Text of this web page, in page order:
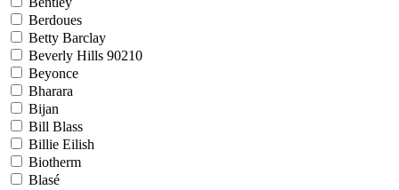
Berdoues
Betty Barclay
Beverly Hills 90210
Beyonce
Bharara
Bijan
Bill Blass
Billie Eilish
Biotherm
Blasé